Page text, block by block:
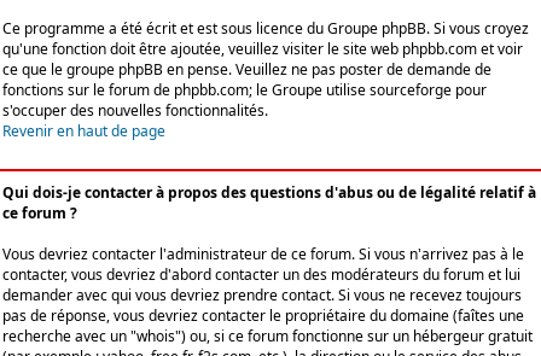
Ce programme a été écrit et est sous licence du Groupe phpBB. Si vous croyez
qu'une fonction doit être ajoutée, veuillez visiter le site web phpbb.com et voir
ce que le groupe phpBB en pense. Veuillez ne pas poster de demande de
fonctions sur le forum de phpbb.com; le Groupe utilise sourceforge pour
s'occuper des nouvelles fonctionnalités.
Revenir en haut de page
Qui dois-je contacter à propos des questions d'abus ou de légalité relatif à
ce forum ?
Vous devriez contacter l'administrateur de ce forum. Si vous n'arrivez pas à le
contacter, vous devriez d'abord contacter un des modérateurs du forum et lui
demander avec qui vous devriez prendre contact. Si vous ne recevez toujours
pas de réponse, vous devriez contacter le propriétaire du domaine (faîtes une
recherche avec un "whois") ou, si ce forum fonctionne sur un hébergeur gratuit